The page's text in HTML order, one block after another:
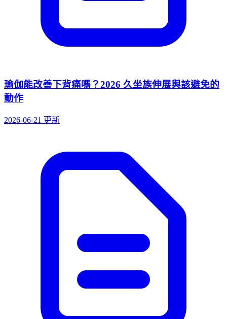
瑜伽能改善下背痛嗎？2026 久坐族伸展與該避免的
動作
2026-06-21 更新